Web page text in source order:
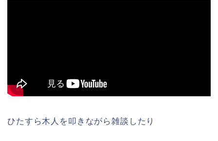
ひたすら木人を叩きながら雑談したり